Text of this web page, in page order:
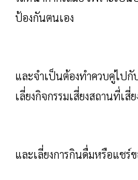
ป้องกันตนเอง
และจำเป็นต้องทำควบคู่ไปกั
เลี่ยงกิจกรรมเสี่ยงสถานที่เสี่ย
และเลี่ยงการกินดื่มหรือแชร์